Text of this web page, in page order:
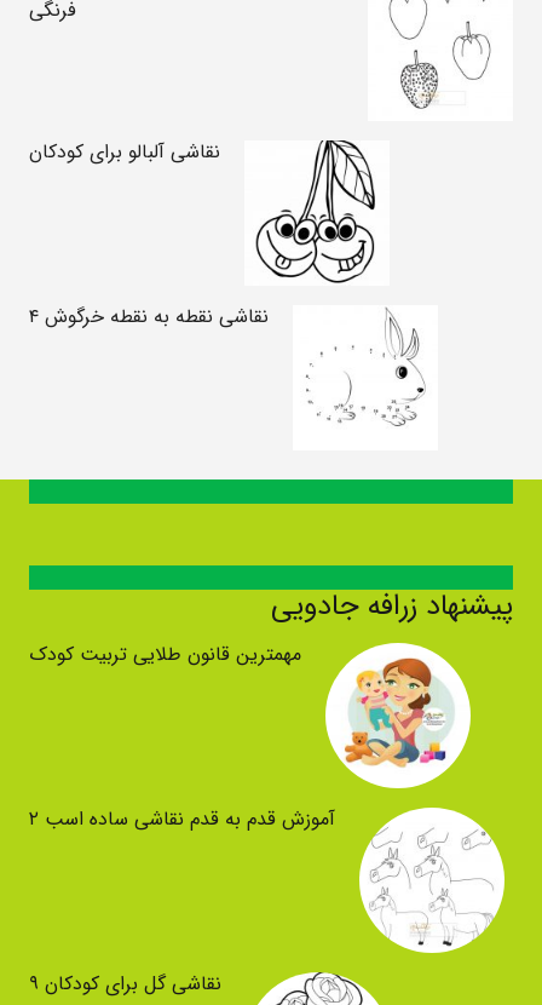
فرنگی
نقاشی آلبالو برای کودکان
نقاشی نقطه به نقطه خرگوش ۴
پیشنهاد زرافه جادویی
مهمترین قانون طلایی تربیت کودک
آموزش قدم به قدم نقاشی ساده اسب ۲
نقاشی گل برای کودکان ۹